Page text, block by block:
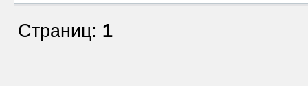
Страниц: 1